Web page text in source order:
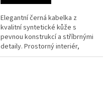
Elegantní černá kabelka z
kvalitní syntetické kůže s
pevnou konstrukcí a stříbrnými
detaily. Prostorný interiér,
možnost nošení v ruce i přes